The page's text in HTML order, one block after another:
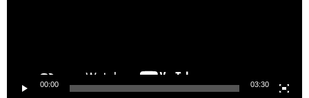
00:00 03:30